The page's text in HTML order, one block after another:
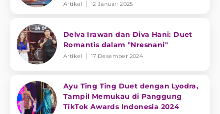
Artikel 12 Januari 2025
Delva Irawan dan Diva Hani: Duet
Romantis dalam "Nresnani"
Artikel 17 Desember 2024
Ayu Ting Ting Duet dengan Lyodra,
Tampil Memukau di Panggung
TikTok Awards Indonesia 2024